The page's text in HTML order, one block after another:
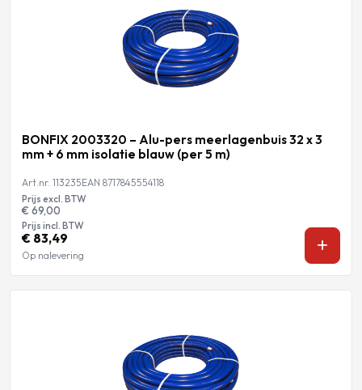
BONFIX 2003320 – Alu-pers meerlagenbuis 32 x 3
mm + 6 mm isolatie blauw (per 5 m)
Art.nr. 113235EAN 8717845554118
Prijs excl. BTW
€ 69,00
Prijs incl. BTW
€ 83,49
Op nalevering